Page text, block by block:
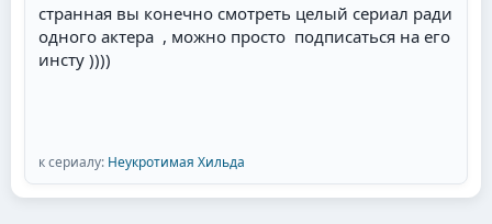
странная вы конечно смотреть целый сериал ради
одного актера , можно просто подписаться на его
инсту ))))
к сериалу: Неукротимая Хильда